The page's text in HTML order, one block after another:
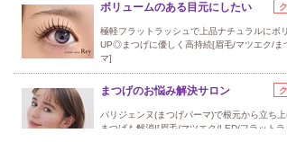
ボリュームのある目元にしたい
極軽フラットラッシュで上品ナチュラルにボ
UP◎まつげに優しく高持続[眉毛/マツエク/ま
マ]
まつげのお悩み解決サロン
パリジェンヌ(まつげパーマ)で根元から立ち
まつげも解消![眉毛/マツエク/LED/フラット